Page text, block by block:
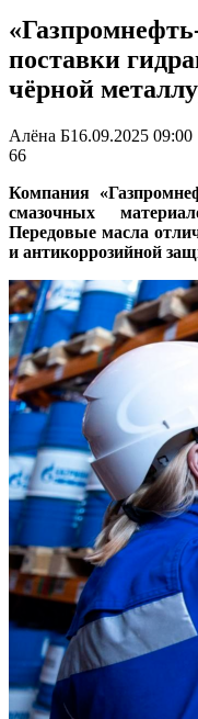
поставки
чёрной
Алёна Б16.09.2025 09:00
66
Компания
смазочных
Передовые масла
и антикоррозийной